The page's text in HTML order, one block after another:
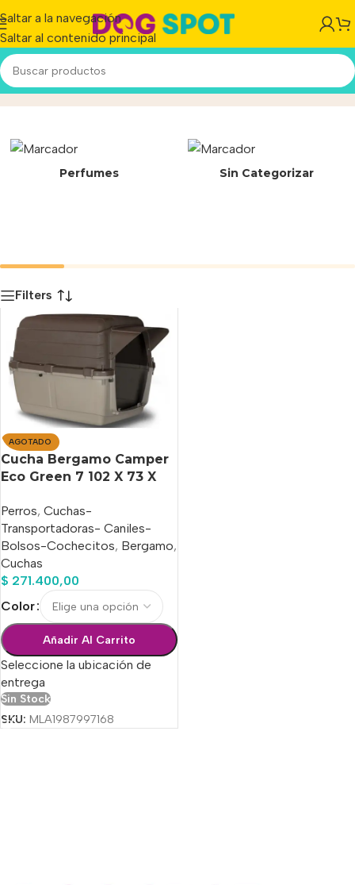
Saltar a la navegación
Saltar al contenido principal
Interior/ExteriorInicio/Producto
Perfumes Sin Categorizar
Filters
AGOTADO
Cucha Bergamo Camper
Eco Green 7 102 X 73 X
Perros, Cuchas-
Transportadoras- Caniles-
Bolsos-Cochecitos, Bergamo,
Cuchas
$ 271.400,00
Color
Añadir Al Carrito
Seleccione la ubicación de
entrega
Sin Stock
SKU: MLA1987997168